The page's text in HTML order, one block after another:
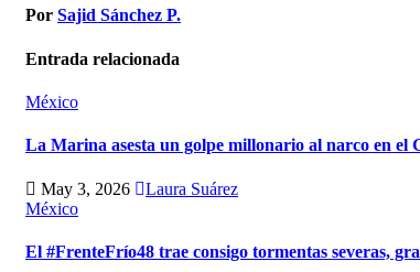
Por Sajid Sánchez P.
Entrada relacionada
México
La Marina asesta un golpe millonario al narco en el
May 3, 2026
Laura Suárez
México
El #FrenteFrío48 trae consigo tormentas severas,